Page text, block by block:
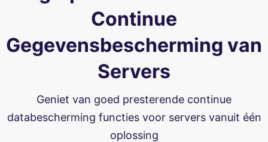
Continue
Gegevensbescherming van
Servers
Geniet van goed presterende continue
databescherming functies voor servers vanuit één
oplossing